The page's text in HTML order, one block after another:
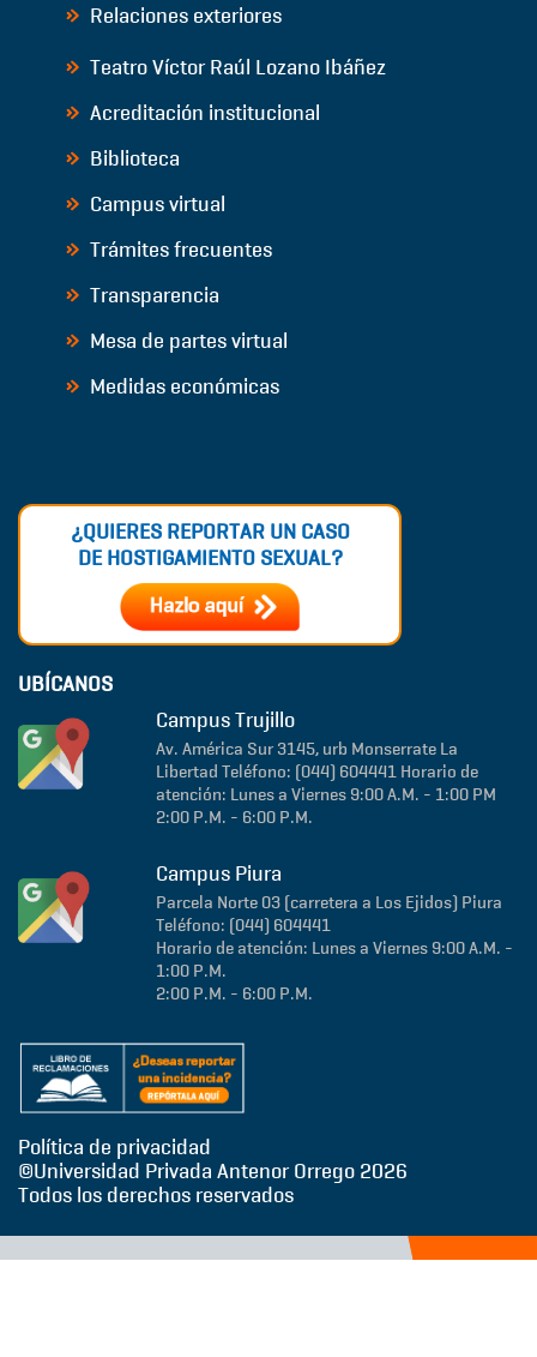
Relaciones exteriores
Teatro Víctor Raúl Lozano Ibáñez
Acreditación institucional
Biblioteca
Campus virtual
Trámites frecuentes
Transparencia
Mesa de partes virtual
Medidas económicas
¿QUIERES REPORTAR UN CASO
DE HOSTIGAMIENTO SEXUAL?
UBÍCANOS
Campus Trujillo
Av. América Sur 3145, urb Monserrate La
Libertad Teléfono: (044) 604441 Horario de
atención: Lunes a Viernes 9:00 A.M. - 1:00 PM
2:00 P.M. - 6:00 P.M.
Campus Piura
Parcela Norte 03 (carretera a Los Ejidos) Piura
Teléfono: (044) 604441
Horario de atención: Lunes a Viernes 9:00 A.M. -
1:00 P.M.
2:00 P.M. - 6:00 P.M.
Política de privacidad
©Universidad Privada Antenor Orrego 2026
Todos los derechos reservados